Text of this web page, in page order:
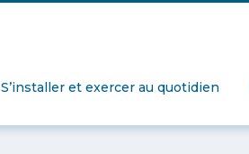
S’installer et exercer au quotidien